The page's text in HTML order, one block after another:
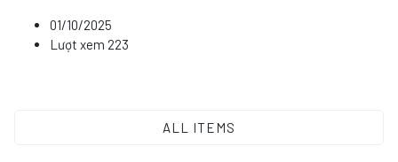
01/10/2025
Lượt xem 223
ALL ITEMS